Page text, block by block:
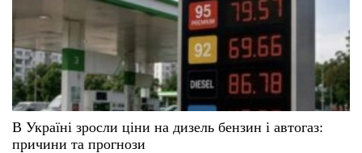
В Україні зросли ціни на дизель бензин і автогаз:
причини та прогнози